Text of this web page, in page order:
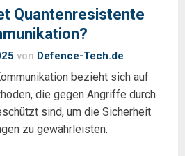
Quantenresistente
von Defence-Tech.de
bezieht sich auf
die gegen Angriffe durch
sind, um die Sicherheit
zu gewährleisten.